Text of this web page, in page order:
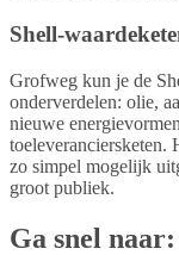
Shell-
Grofweg kun je de
onderverdelen: olie,
nieuwe
toeleveranciersketen.
zo simpel mogelijk
groot publiek.
Ga snel naar: